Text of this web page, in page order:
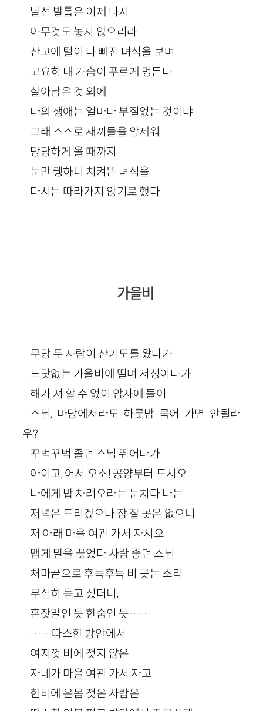
날선 발톱은 이제 다시
아무것도 놓지 않으리라
산고에 털이 다 빠진 녀석을 보며
고요히 내 가슴이 푸르게 멍든다
살아남은 것 외에
나의 생애는 얼마나 부질없는 것이냐
그래 스스로 새끼들을 앞세워
당당하게 올 때까지
눈만 퀭하니 치켜뜬 녀석을
다시는 따라가지 않기로 했다
가을비
무당 두 사람이 산기도를 왔다가
느닷없는 가을비에 떨며 서성이다가
해가 져 할 수 없이 암자에 들어
스님, 마당에서라도 하룻밤 묵어 가면 안될라
우?
꾸벅꾸벅 졸던 스님 뛰어나가
아이고, 어서 오소! 공양부터 드시오
나에게 밥 차려오라는 눈치다 나는
저녁은 드리겠으나 잠 잘 곳은 없으니
저 아래 마을 여관 가서 자시오
맵게 말을 끊었다 사람 좋던 스님
처마끝으로 후득후득 비 긋는 소리
무심히 듣고 섰더니,
혼잣말인 듯 한숨인 듯……
……따스한 방안에서
여지껏 비에 젖지 않은
자네가 마을 여관 가서 자고
한비에 온몸 젖은 사람은